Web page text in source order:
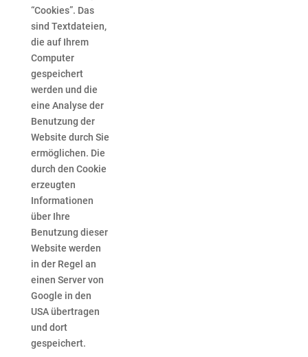
“Cookies”. Das
sind Textdateien,
die auf Ihrem
Computer
gespeichert
werden und die
eine Analyse der
Benutzung der
Website durch Sie
ermöglichen. Die
durch den Cookie
erzeugten
Informationen
über Ihre
Benutzung dieser
Website werden
in der Regel an
einen Server von
Google in den
USA übertragen
und dort
gespeichert.